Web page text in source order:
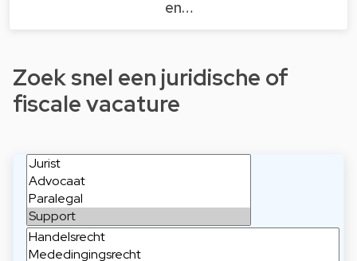
en…
Zoek snel een juridische of
fiscale vacature